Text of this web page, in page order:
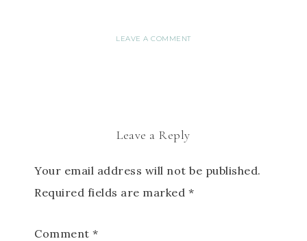
LEAVE A COMMENT
Leave a Reply
Your email address will not be published.
Required fields are marked *
Comment *